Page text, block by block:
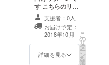
影日時
や場所
などの
打ち合
わせ 2.
撮影日
前日に
最終確
日 撮影サービス
を一日体験しな
がら楽しんでく
ださい！ 4.撮影
データを編集及
び加工したデー
タを専用のエ
ミィにアップ 5.
す 商品
撮影、
広告写
真撮影
など会
要な写
す こちらのリ
ターンは、 web
ページにて法人
名や会社名を支
援していただい
た企業様として
約1年間紹介を含
支援者：0人
お届け予定：
2018年10月
詳細を見る
こ
の
リ
タ
ー
ン
を
選